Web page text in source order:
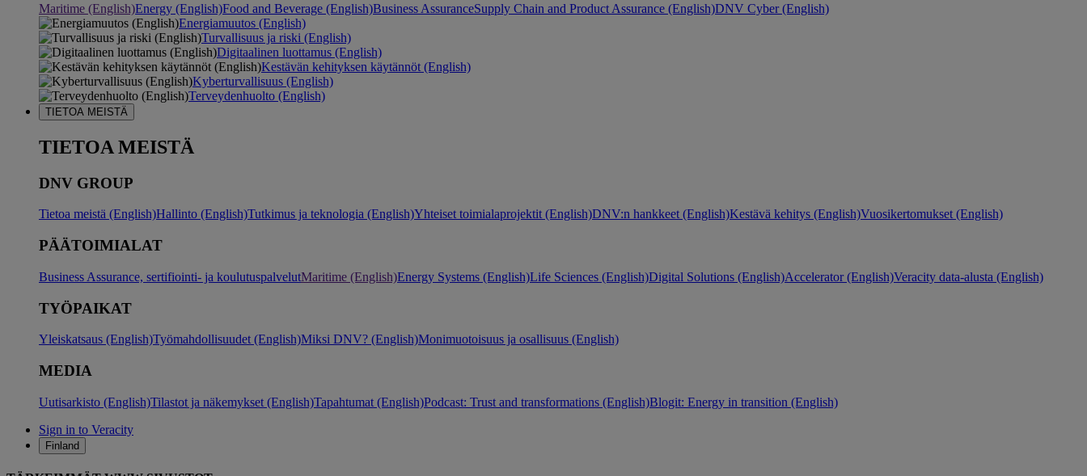
Maritime (English)Energy (English)Food and Beverage (English)Business AssuranceSupply Chain and Product Assurance (English)DNV Cyber (English)
Energiamuutos (English)
Turvallisuus ja riski (English)
Digitaalinen luottamus (English)
Kestävän kehityksen käytännöt (English)
Kyberturvallisuus (English)
Terveydenhuolto (English)
TIETOA MEISTÄ
TIETOA MEISTÄ
DNV GROUP
Tietoa meistä (English)Hallinto (English)Tutkimus ja teknologia (English)Yhteiset toimialaprojektit (English)DNV:n hankkeet (English)Kestävä kehitys (English)Vuosikertomukset (English)
PÄÄTOIMIALAT
Business Assurance, sertifiointi- ja koulutuspalvelutMaritime (English)Energy Systems (English)Life Sciences (English)Digital Solutions (English)Accelerator (English)Veracity data-alusta (English)
TYÖPAIKAT
Yleiskatsaus (English)Työmahdollisuudet (English)Miksi DNV? (English)Monimuotoisuus ja osallisuus (English)
MEDIA
Uutisarkisto (English)Tilastot ja näkemykset (English)Tapahtumat (English)Podcast: Trust and transformations (English)Blogit: Energy in transition (English)
Sign in to Veracity
Finland